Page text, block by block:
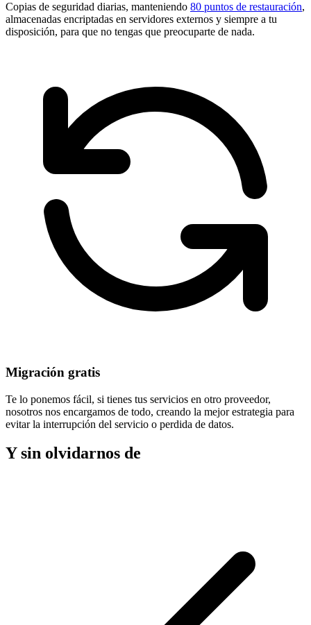
Copias de seguridad diarias, manteniendo 80 puntos de restauración,
almacenadas encriptadas en servidores externos y siempre a tu
disposición, para que no tengas que preocuparte de nada.
Migración gratis
Te lo ponemos fácil, si tienes tus servicios en otro proveedor,
nosotros nos encargamos de todo, creando la mejor estrategia para
evitar la interrupción del servicio o perdida de datos.
Y sin olvidarnos de